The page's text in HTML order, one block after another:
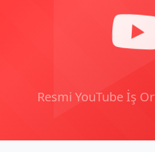
Resmi YouTube İş